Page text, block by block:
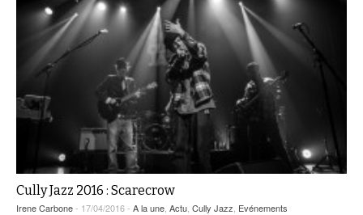
Cully Jazz 2016 : Scarecrow
Irene Carbone- 17/04/2016 - A la une Actu Cully Jazz Evénements